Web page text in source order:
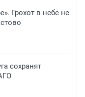
Грохот в небе не
сохранят